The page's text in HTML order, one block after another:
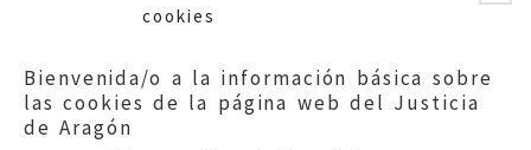
cookies
Bienvenida/o a la información básica sobre
las cookies de la página web del Justicia
de Aragón